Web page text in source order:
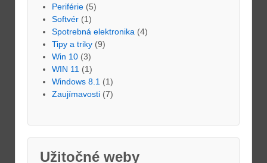
Periférie (5)
Softvér (1)
Spotrebná elektronika (4)
Tipy a triky (9)
Win 10 (3)
WIN 11 (1)
Windows 8.1 (1)
Zaujímavosti (7)
Užitočné weby